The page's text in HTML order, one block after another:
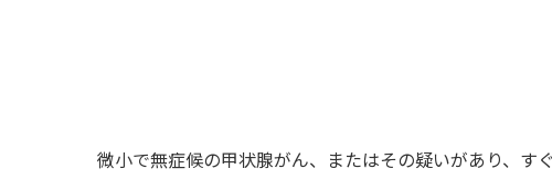
微小で無症候の甲状腺がん、またはその疑いがあり、